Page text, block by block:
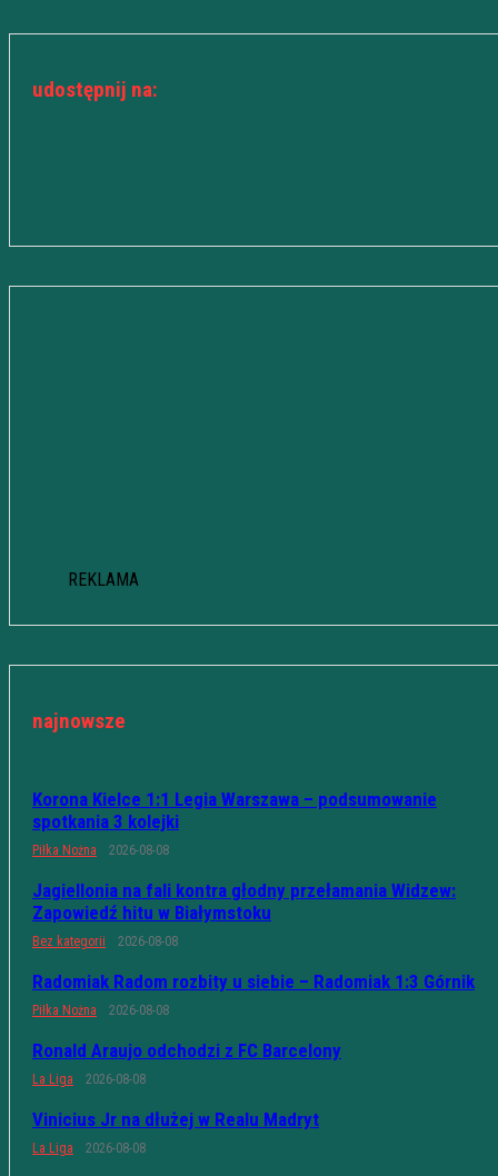
udostępnij na:
REKLAMA
najnowsze
Korona Kielce 1:1 Legia Warszawa – podsumowanie
spotkania 3 kolejki
Piłka Nożna 2026-08-08
Jagiellonia na fali kontra głodny przełamania Widzew:
Zapowiedź hitu w Białymstoku
Bez kategorii 2026-08-08
Radomiak Radom rozbity u siebie – Radomiak 1:3 Górnik
Piłka Nożna 2026-08-08
Ronald Araujo odchodzi z FC Barcelony
La Liga 2026-08-08
Vinicius Jr na dłużej w Realu Madryt
La Liga 2026-08-08